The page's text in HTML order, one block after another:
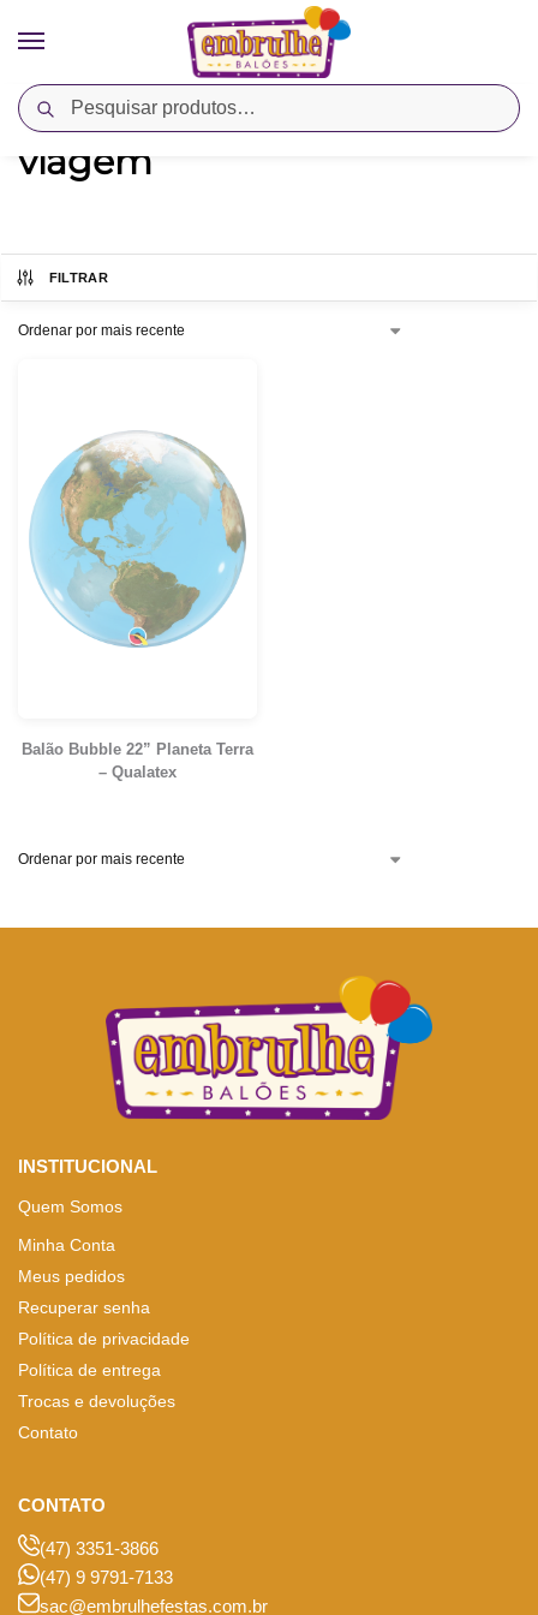
Pesquisar
Início Produtos marcados com a tag “viagem”
viagem
FILTRAR
Balão Bubble 22” Planeta Terra
– Qualatex
INSTITUCIONAL
Quem Somos
Minha Conta
Meus pedidos
Recuperar senha
Política de privacidade
Política de entrega
Trocas e devoluções
Contato
CONTATO
(47) 3351-3866
(47) 9 9791-7133
sac@embrulhefestas.com.br